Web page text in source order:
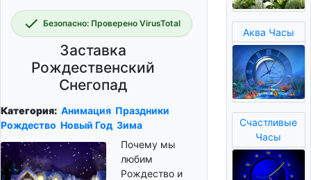
Безопасно: Проверено VirusTotal
Заставка
Рождественский
Снегопад
Категория: Анимация Праздники
Рождество Новый Год Зима
Почему мы
любим
Рождество и
Аква Часы
Счастливые
Часы